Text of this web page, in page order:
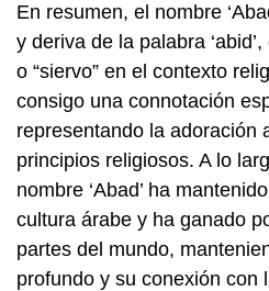
En resumen, el nombre
y deriva de la palabra
o “siervo” en el contexto
consigo una connotación
representando la adoración
principios religiosos. A lo
nombre ‘Abad’ ha
cultura árabe y ha ganado
partes del mundo,
profundo y su conexión con